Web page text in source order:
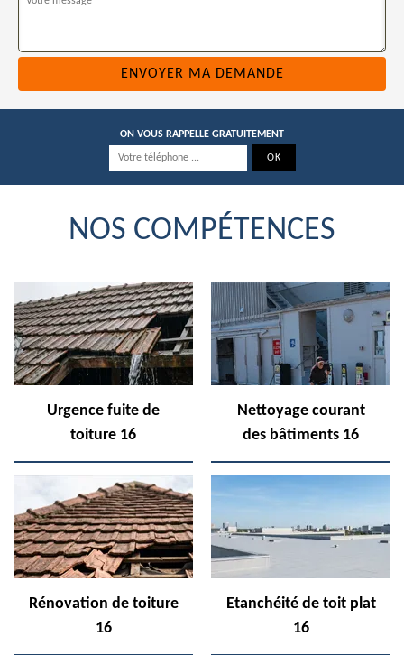
ON VOUS RAPPELLE GRATUITEMENT
NOS COMPÉTENCES
Urgence fuite de
toiture 16
Nettoyage courant
des bâtiments 16
Rénovation de toiture
16
Etanchéité de toit plat
16